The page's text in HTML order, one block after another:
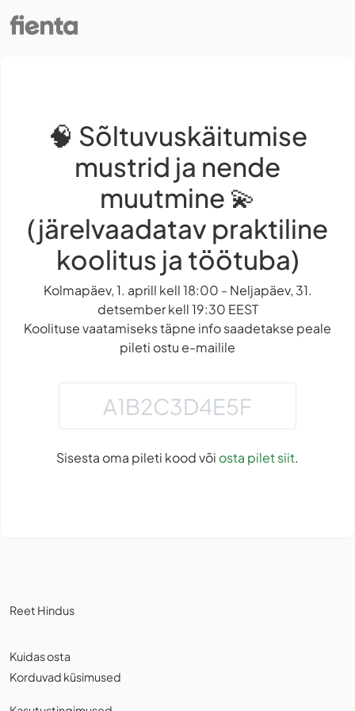
🧠 Sõltuvuskäitumise
mustrid ja nende
muutmine 💫
(järelvaadatav praktiline
koolitus ja töötuba)
Kolmapäev, 1. aprill kell 18:00 - Neljapäev, 31.
detsember kell 19:30 EEST
Koolituse vaatamiseks täpne info saadetakse peale
pileti ostu e-mailile
Sisesta oma pileti kood või osta pilet siit.
Reet Hindus
Kuidas osta
Korduvad küsimused